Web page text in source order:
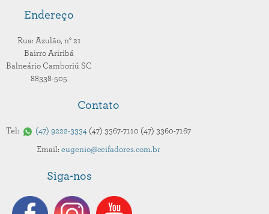
Endereço
Rua: Azulão, n° 21
Bairro Ariribá
Balneário Camboriú SC
88338-505
Contato
Tel: 47 9222-3334 47 3367-7110 47 3360-7167
Email: eugenio@ceifadores.com.br
Siga-nos